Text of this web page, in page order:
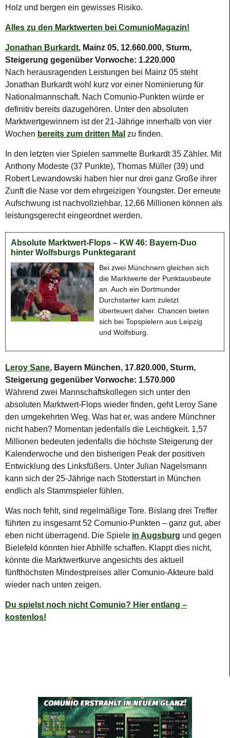
Holz und bergen ein gewisses Risiko.
Alles zu den Marktwerten bei ComunioMagazin!
Jonathan Burkardt, Mainz 05, 12.660.000, Sturm,
Steigerung gegenüber Vorwoche: 1.220.000
Nach herausragenden Leistungen bei Mainz 05 steht
Jonathan Burkardt wohl kurz vor einer Nominierung für
Nationalmannschaft. Nach Comunio-Punkten würde er
definitiv bereits dazugehören. Unter den absoluten
Marktwertgewinnern ist der 21-Jährige innerhalb von vier
Wochen bereits zum dritten Mal zu finden.
In den letzten vier Spielen sammelte Burkardt 35 Zähler. Mit
Anthony Modeste (37 Punkte), Thomas Müller (39) und
Robert Lewandowski haben hier nur drei ganz Große ihrer
Zunft die Nase vor dem ehrgeizigen Youngster. Der erneute
Aufschwung ist nachvollziehbar, 12,66 Millionen können als
leistungsgerecht eingeordnet werden.
Absolute Marktwert-Flops – KW 46: Bayern-Duo
hinter Wolfsburgs Punktegarant
Bei zwei Münchnern gleichen sich
die Marktwerte der Punktausbeute
an. Auch ein Dortmunder
Durchstarter kam zuletzt
überteuert daher. Chancen bieten
sich bei Topspielern aus Leipzig
und Wolfsburg.
Leroy Sane, Bayern München, 17.820.000, Sturm,
Steigerung gegenüber Vorwoche: 1.570.000
Während zwei Mannschaftskollegen sich unter den
absoluten Marktwert-Flops wieder finden, geht Leroy Sane
den umgekehrten Weg. Was hat er, was andere Münchner
nicht haben? Momentan jedenfalls die Leichtigkeit. 1,57
Millionen bedeuten jedenfalls die höchste Steigerung der
Kalenderwoche und den bisherigen Peak der positiven
Entwicklung des Linksfüßers. Unter Julian Nagelsmann
kann sich der 25-Jährige nach Stotterstart in München
endlich als Stammspieler fühlen.
Was noch fehlt, sind regelmäßige Tore. Bislang drei Treffer
führten zu insgesamt 52 Comunio-Punkten – ganz gut, aber
eben nicht überragend. Die Spiele in Augsburg und gegen
Bielefeld könnten hier Abhilfe schaffen. Klappt dies nicht,
könnte die Marktwertkurve angesichts des aktuell
fünfthöchsten Mindestpreises aller Comunio-Akteure bald
wieder nach unten zeigen.
Du spielst noch nicht Comunio? Hier entlang –
kostenlos!